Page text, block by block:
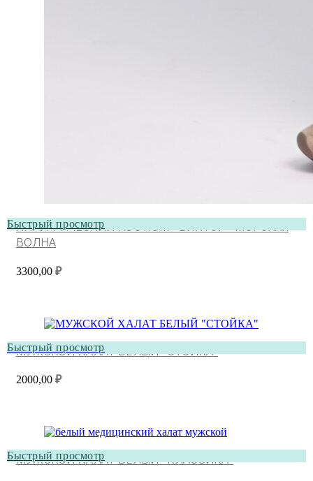
Быстрый просмотр
ХИРУРГИЧЕСКИЙ КОСТЮМ «ВИКТОР» МОРСКАЯ
ВОЛНА
3300,00 ₽
Быстрый просмотр
МУЖСКОЙ ХАЛАТ БЕЛЫЙ “СТОЙКА”
2000,00 ₽
Быстрый просмотр
МУЖСКОЙ ХАЛАТ БЕЛЫЙ “КЛАССИКА”